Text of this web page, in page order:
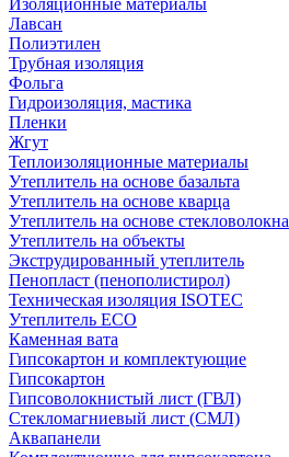
Изоляционные материалы
Лавсан
Полиэтилен
Трубная изоляция
Фольга
Гидроизоляция, мастика
Пленки
Жгут
Теплоизоляционные материалы
Утеплитель на основе базальта
Утеплитель на основе кварца
Утеплитель на основе стекловолокна
Утеплитель на объекты
Экструдированный утеплитель
Пенопласт (пенополистирол)
Техническая изоляция ISOTEC
Утеплитель ECO
Каменная вата
Гипсокартон и комплектующие
Гипсокартон
Гипсоволокнистый лист (ГВЛ)
Стекломагниевый лист (СМЛ)
Аквапанели